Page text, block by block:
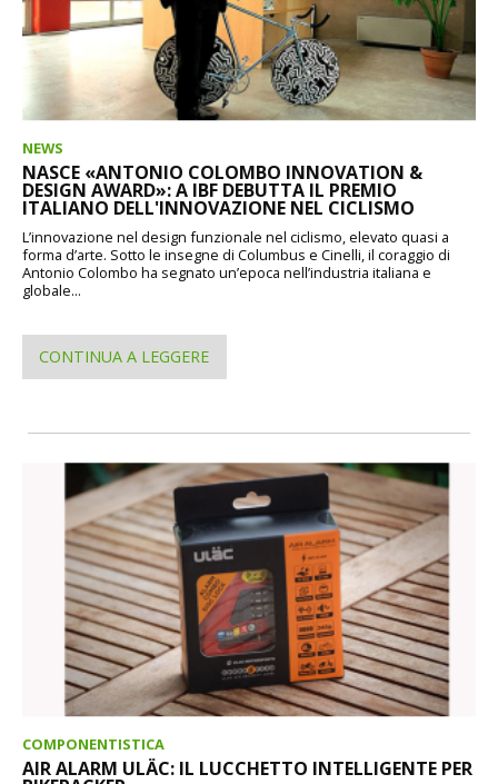
NEWS
NASCE «ANTONIO COLOMBO INNOVATION &
DESIGN AWARD»: A IBF DEBUTTA IL PREMIO
ITALIANO DELL'INNOVAZIONE NEL CICLISMO
L’innovazione nel design funzionale nel ciclismo, elevato quasi a
forma d’arte. Sotto le insegne di Columbus e Cinelli, il coraggio di
Antonio Colombo ha segnato un’epoca nell’industria italiana e
globale...
CONTINUA A LEGGERE
COMPONENTISTICA
AIR ALARM ULÄC: IL LUCCHETTO INTELLIGENTE PER